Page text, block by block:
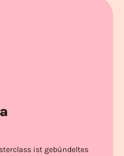
ist gebündeltes